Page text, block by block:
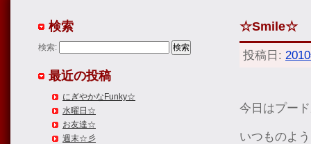
☆Smile☆
投稿日:
今日はプー
いつものよ
検索
検索:
最近の投稿
にぎやかなFunky☆
水曜日☆
お友達☆
週末☆彡